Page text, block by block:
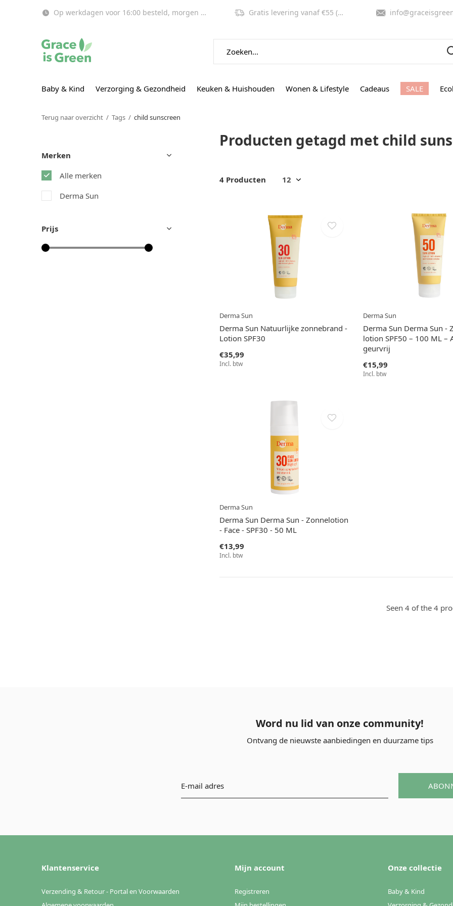
Baby & Kind Verzorging & Gezondheid Keuken & Huishouden Wonen & Lifestyle Cadeaus SALE
Op werkdagen voor 16:00 besteld, morgen in huis! Gratis levering vanaf €55 (NL, BE)
Terug naar overzicht Tags child sunscreen
Producten getagd met child
4 Producten
Derma Sun
Derma Sun Natuurlijke zonnebrand -
Lotion SPF30
€35,99
Incl. btw
Derma Sun
Derma Sun Derma Sun -
lotion SPF50 – 100 ML –
geurvrij
€15,99
Incl. btw
Derma Sun
Derma Sun Derma Sun - Zonnelotion
- Face - SPF30 - 50 ML
€13,99
Incl. btw
Seen 4 of the 4
Merken
Alle merken
Derma Sun
Prijs
Word nu lid van onze community!
Ontvang de nieuwste aanbiedingen en duurzame tips
Klantenservice
Verzending & Retour - Portal en Voorwaarden
Mijn account
Registreren
Onze collectie
Baby & Kind